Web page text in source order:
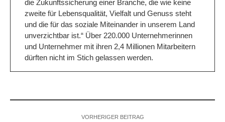
die Zukunftssicherung einer Branche, die wie keine
zweite für Lebensqualität, Vielfalt und Genuss steht
und die für das soziale Miteinander in unserem Land
unverzichtbar ist.“ Über 220.000 Unternehmerinnen
und Unternehmer mit ihren 2,4 Millionen Mitarbeitern
dürften nicht im Stich gelassen werden.
VORHERIGER BEITRAG